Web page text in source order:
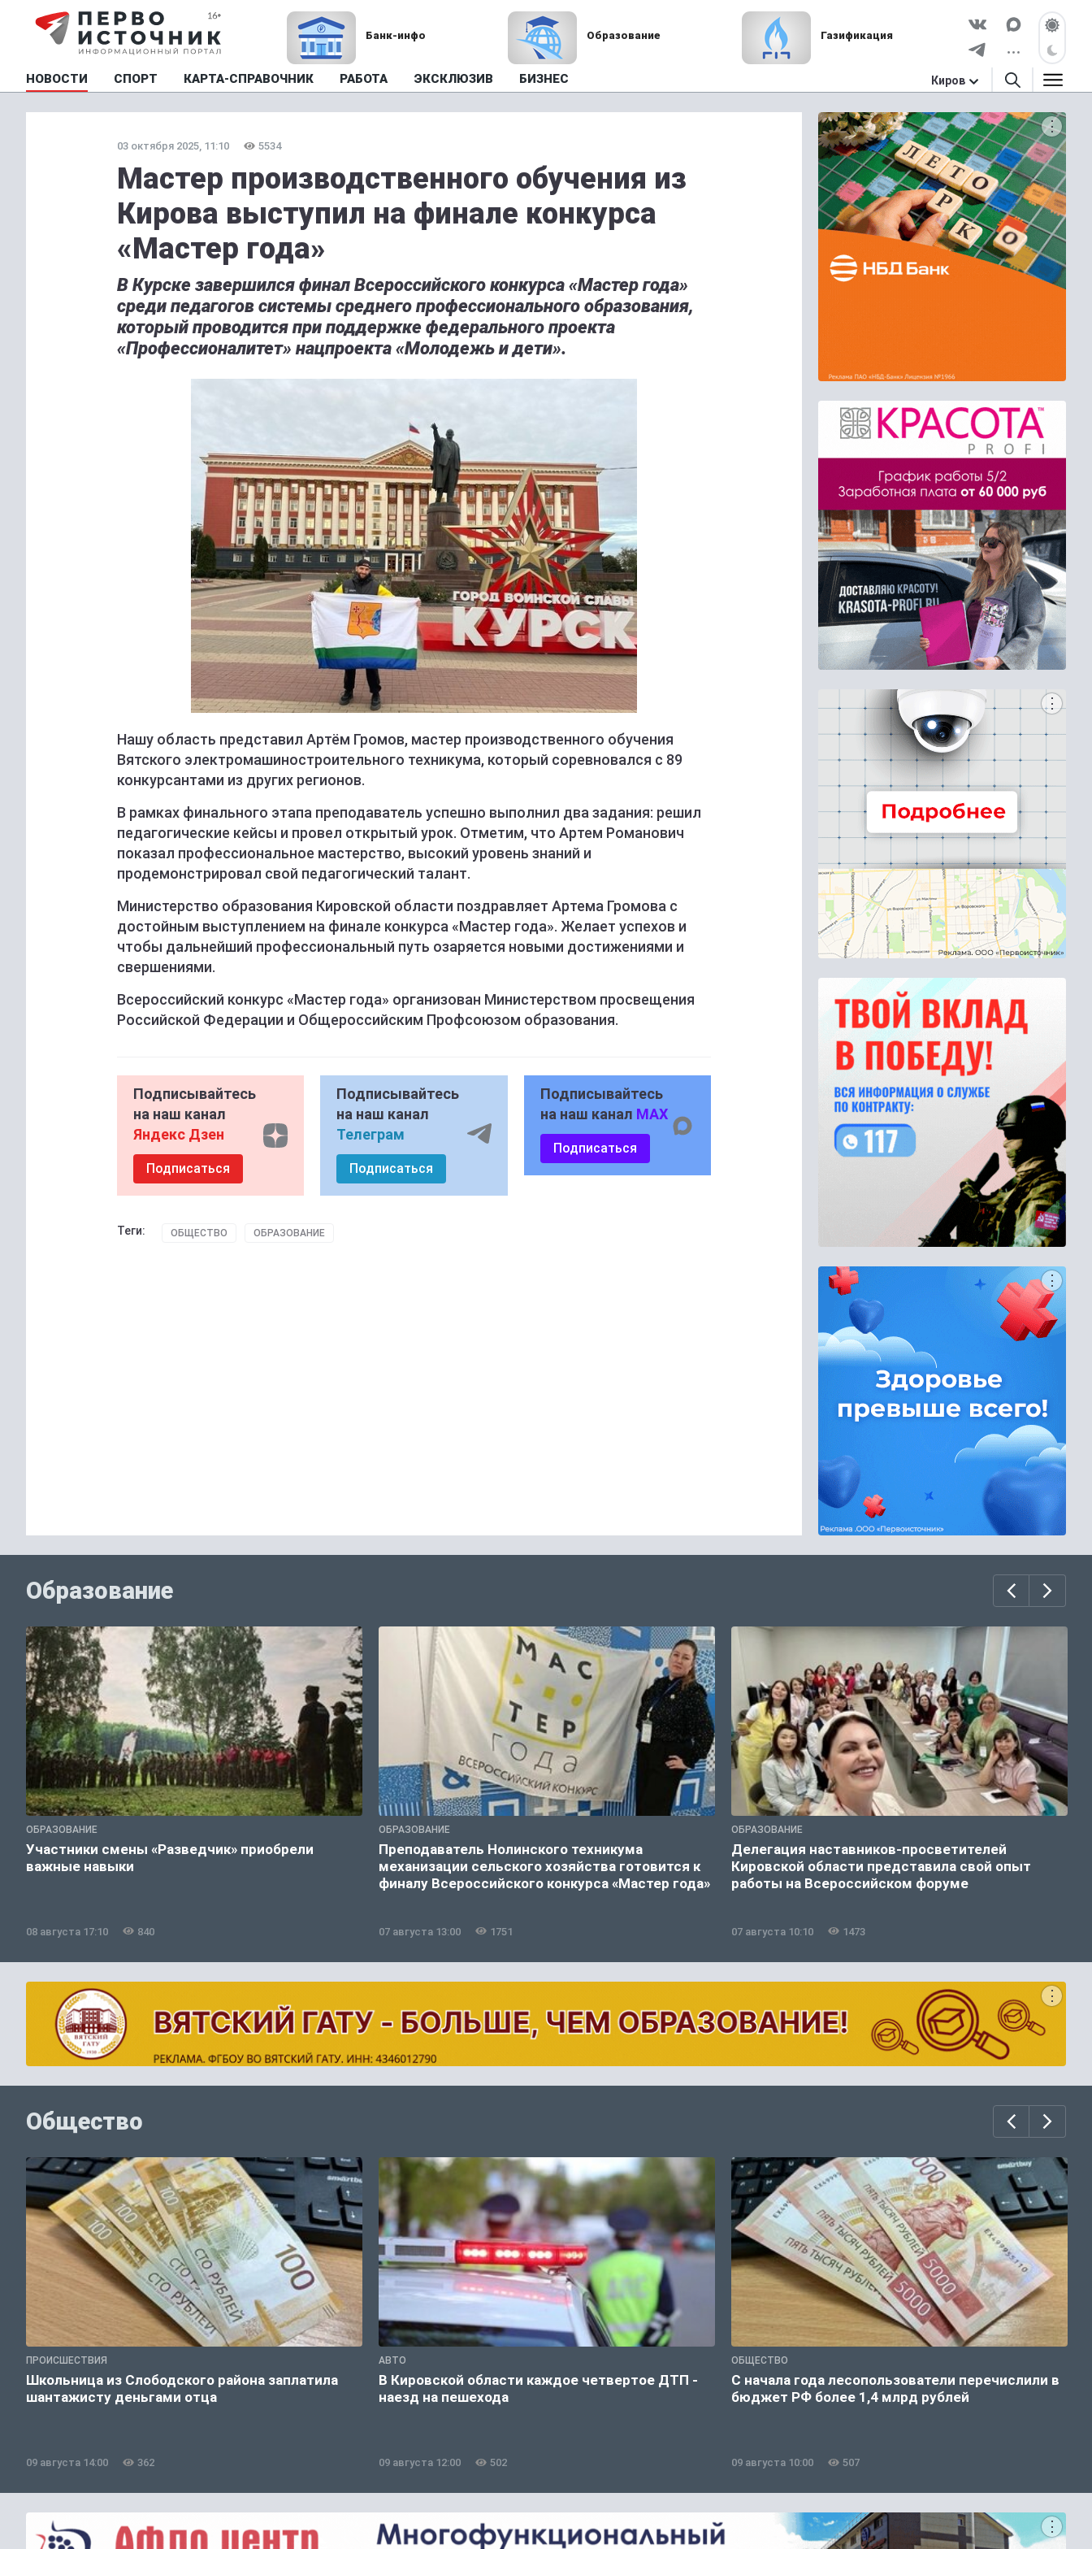
Банк-инфо Образование Газификация
НОВОСТИ СПОРТ КАРТА-СПРАВОЧНИК РАБОТА ЭКСКЛЮЗИВ БИЗНЕС Киров
03 октября 2025, 11:10 5534
Мастер производственного обучения из
Кирова выступил на финале конкурса
«Мастер года»
В Курске завершился финал Всероссийского конкурса «Мастер года»
среди педагогов системы среднего профессионального образования,
который проводится при поддержке федерального проекта
«Профессионалитет» нацпроекта «Молодежь и дети».
Нашу область представил Артём Громов, мастер производственного обучения
Вятского электромашиностроительного техникума, который соревновался с 89
конкурсантами из других регионов.
В рамках финального этапа преподаватель успешно выполнил два задания: решил
педагогические кейсы и провел открытый урок. Отметим, что Артем Романович
показал профессиональное мастерство, высокий уровень знаний и
продемонстрировал свой педагогический талант.
Министерство образования Кировской области поздравляет Артема Громова с
достойным выступлением на финале конкурса «Мастер года». Желает успехов и
чтобы дальнейший профессиональный путь озаряется новыми достижениями и
свершениями.
Всероссийский конкурс «Мастер года» организован Министерством просвещения
Российской Федерации и Общероссийским Профсоюзом образования.
Подписывайтесь
на наш канал
Яндекс Дзен
Подписаться
Подписывайтесь
на наш канал
Телеграм
Подписаться
Подписывайтесь
на наш канал MAX
Подписаться
Теги: ОБЩЕСТВО ОБРАЗОВАНИЕ
Образование
ОБРАЗОВАНИЕ
Участники смены «Разведчик» приобрели
важные навыки
08 августа 17:10 840
ОБРАЗОВАНИЕ
Преподаватель Нолинского техникума
механизации сельского хозяйства готовится к
финалу Всероссийского конкурса «Мастер года»
07 августа 13:00 1751
ОБРАЗОВАНИЕ
Делегация наставников-просветителей
Кировской области представила свой опыт
работы на Всероссийском форуме
07 августа 10:10 1473
Общество
ПРОИСШЕСТВИЯ
Школьница из Слободского района заплатила
шантажисту деньгами отца
09 августа 14:00 362
АВТО
В Кировской области каждое четвертое ДТП -
наезд на пешехода
09 августа 12:00 502
ОБЩЕСТВО
С начала года лесопользователи перечислили в
бюджет РФ более 1,4 млрд рублей
09 августа 10:00 507